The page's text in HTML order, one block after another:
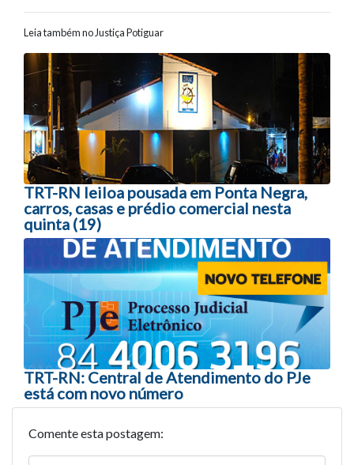
Leia também no Justiça Potiguar
Navegação entre posts
TRT-RN leiloa pousada em Ponta Negra,
carros, casas e prédio comercial nesta
quinta (19)
TRT-RN: Central de Atendimento do PJe
está com novo número
Comente esta postagem: